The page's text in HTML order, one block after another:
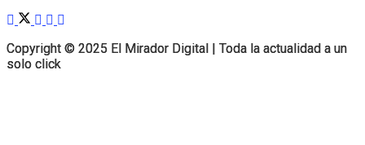
Copyright © 2025 El Mirador Digital | Toda la actualidad a un
solo click
Copyright © 2025 El Mirador Digital | Toda la actualidad a un
solo click